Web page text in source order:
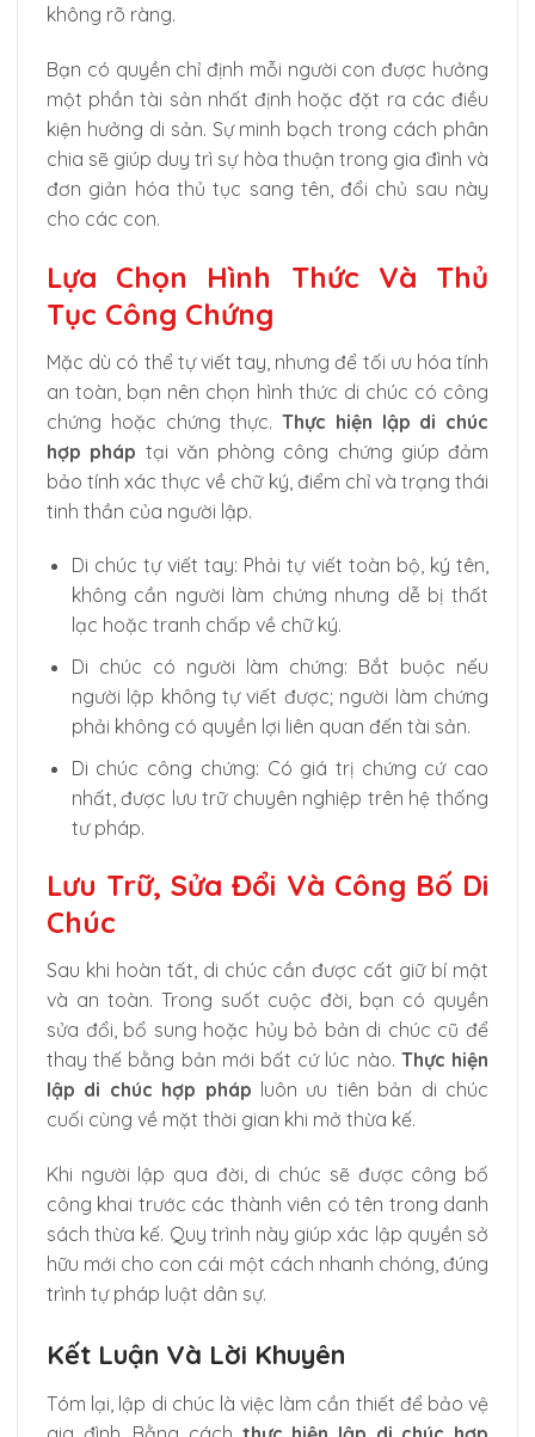
không rõ ràng.
Bạn có quyền chỉ định mỗi người con được hưởng
một phần tài sản nhất định hoặc đặt ra các điều
kiện hưởng di sản. Sự minh bạch trong cách phân
chia sẽ giúp duy trì sự hòa thuận trong gia đình và
đơn giản hóa thủ tục sang tên, đổi chủ sau này
cho các con.
Lựa Chọn Hình Thức Và Thủ
Tục Công Chứng
Mặc dù có thể tự viết tay, nhưng để tối ưu hóa tính
an toàn, bạn nên chọn hình thức di chúc có công
chứng hoặc chứng thực. Thực hiện lập di chúc
hợp pháp tại văn phòng công chứng giúp đảm
bảo tính xác thực về chữ ký, điểm chỉ và trạng thái
tinh thần của người lập.
Di chúc tự viết tay: Phải tự viết toàn bộ, ký tên,
không cần người làm chứng nhưng dễ bị thất
lạc hoặc tranh chấp về chữ ký.
Di chúc có người làm chứng: Bắt buộc nếu
người lập không tự viết được; người làm chứng
phải không có quyền lợi liên quan đến tài sản.
Di chúc công chứng: Có giá trị chứng cứ cao
nhất, được lưu trữ chuyên nghiệp trên hệ thống
tư pháp.
Lưu Trữ, Sửa Đổi Và Công Bố Di
Chúc
Sau khi hoàn tất, di chúc cần được cất giữ bí mật
và an toàn. Trong suốt cuộc đời, bạn có quyền
sửa đổi, bổ sung hoặc hủy bỏ bản di chúc cũ để
thay thế bằng bản mới bất cứ lúc nào. Thực hiện
lập di chúc hợp pháp luôn ưu tiên bản di chúc
cuối cùng về mặt thời gian khi mở thừa kế.
Khi người lập qua đời, di chúc sẽ được công bố
công khai trước các thành viên có tên trong danh
sách thừa kế. Quy trình này giúp xác lập quyền sở
hữu mới cho con cái một cách nhanh chóng, đúng
trình tự pháp luật dân sự.
Kết Luận Và Lời Khuyên
Tóm lại, lập di chúc là việc làm cần thiết để bảo vệ